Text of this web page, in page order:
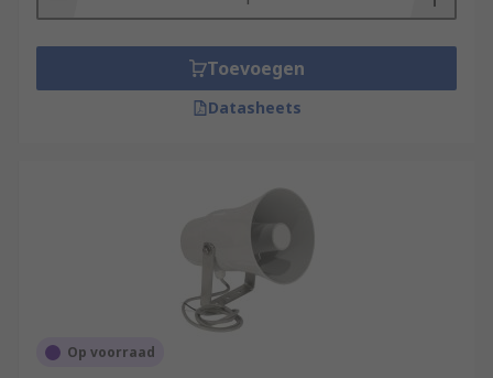
Toevoegen
Datasheets
Op voorraad